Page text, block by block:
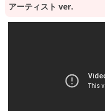
アーティスト ver.